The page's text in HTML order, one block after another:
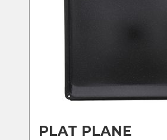
PLAT PLANE